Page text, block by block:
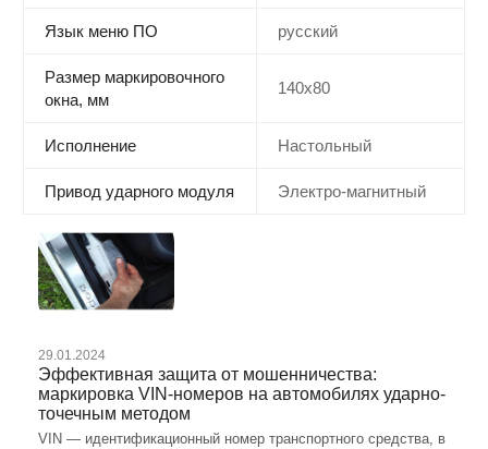
Язык меню ПО русский
Размер маркировочного
окна, мм
140x80
Исполнение Настольный
Привод ударного модуля Электро-магнитный
29.01.2024
Эффективная защита от мошенничества:
маркировка VIN-номеров на автомобилях ударно-
точечным методом
VIN — идентификационный номер транспортного средства, в